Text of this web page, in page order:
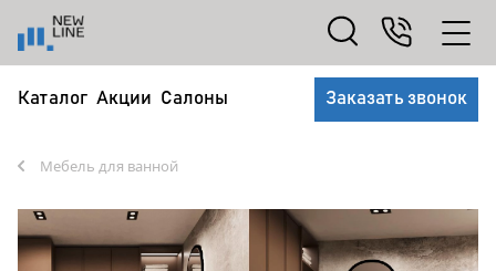
Каталог Акции Салоны Заказать звонок
Мебель для ванной